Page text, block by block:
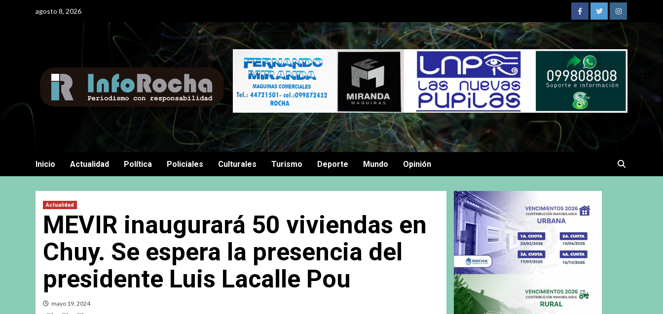
agosto 8, 2026
FacebookTwitterInstagram
Inicio Actualidad Política Policiales Culturales Turismo Deporte Mundo Opinión
Actualidad
MEVIR inaugurará 50 viviendas en
Chuy. Se espera la presencia del
presidente Luis Lacalle Pou
mayo 19, 2024